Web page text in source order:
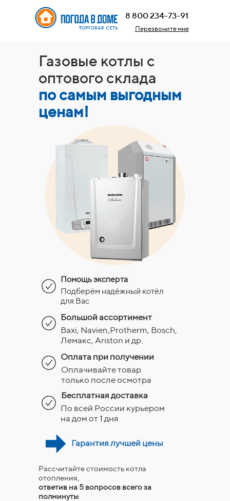
Перезвоните мне
8 800 234-73-91
Газовые котлы с
оптового склада
по самым выгодным
ценам!
Гарантия лучшей цены
Подберём надёжный котёл
для Вас
Baxi, Navien,Protherm, Bosch,
Лемакс, Ariston и др.
Оплачивайте товар
только после осмотра
Рассчитайте стоимость котла
отопления,
ответив на 5 вопросов всего за
полминуты
Помощь эксперта
Бесплатная доставка
По всей России курьером
на дом от 1 дня
Оплата при получении
Большой ассортимент